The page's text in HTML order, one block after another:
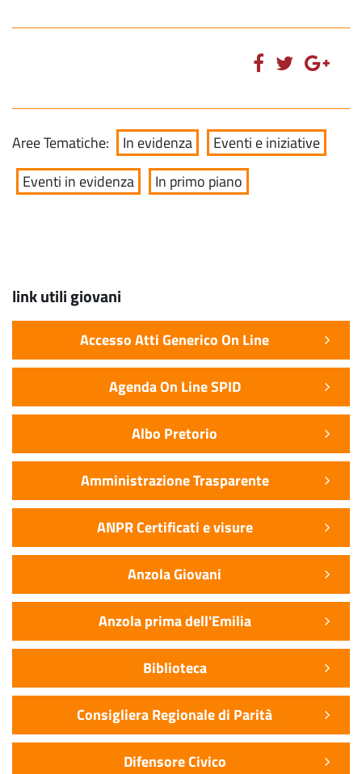
Aree Tematiche: In evidenza
Eventi e iniziative
Eventi in evidenza
In primo piano
link utili giovani
Accesso Atti Generico On Line
Agenda On Line SPID
Albo Pretorio
Amministrazione Trasparente
ANPR Certificati e visure
Anzola Giovani
Anzola prima dell'Emilia
Biblioteca
Consigliera Regionale di Parità
Difensore Civico